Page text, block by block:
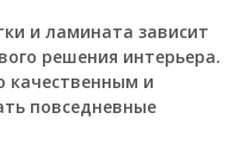
и ламината зависит
решения интерьера.
качественным и
повседневные